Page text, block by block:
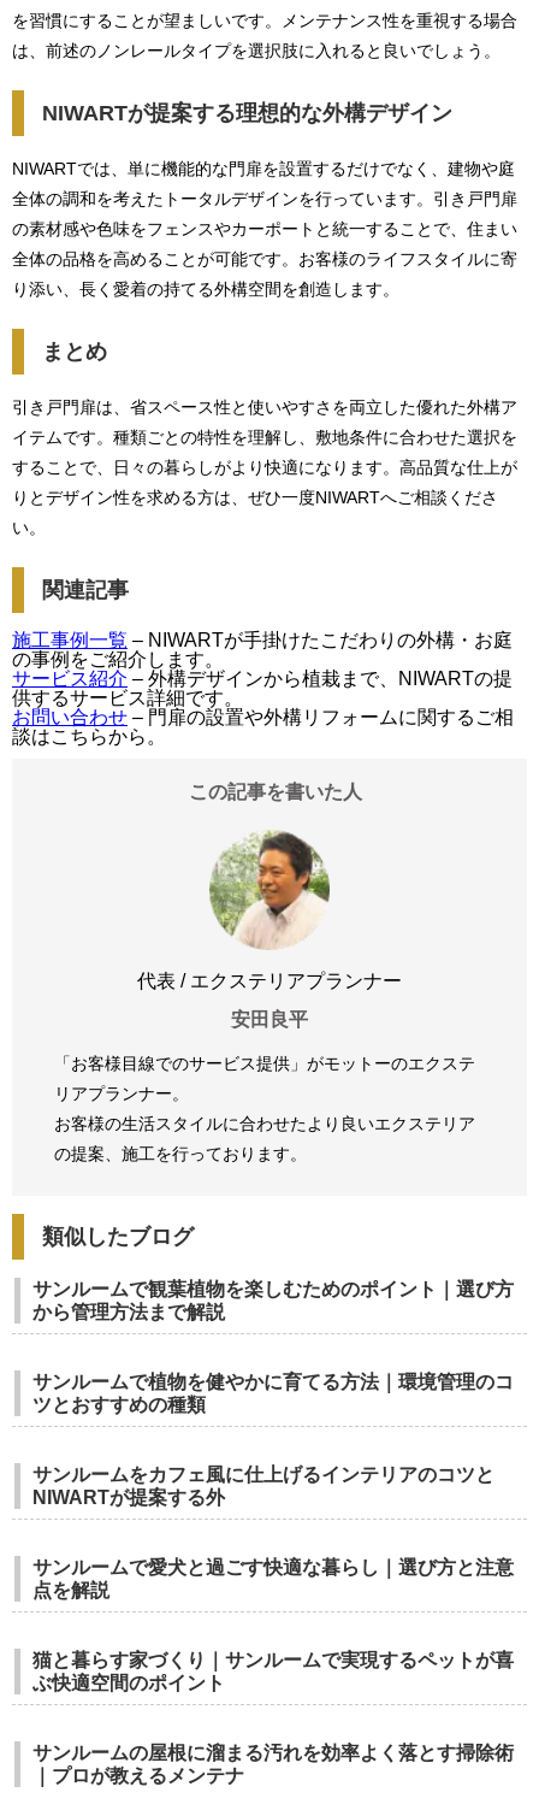
を習慣にすることが望ましいです。メンテナンス性を重視する場合
は、前述のノンレールタイプを選択肢に入れると良いでしょう。
NIWARTが提案する理想的な外構デザイン
NIWARTでは、単に機能的な門扉を設置するだけでなく、建物や庭
全体の調和を考えたトータルデザインを行っています。引き戸門扉
の素材感や色味をフェンスやカーポートと統一することで、住まい
全体の品格を高めることが可能です。お客様のライフスタイルに寄
り添い、長く愛着の持てる外構空間を創造します。
まとめ
引き戸門扉は、省スペース性と使いやすさを両立した優れた外構ア
イテムです。種類ごとの特性を理解し、敷地条件に合わせた選択を
することで、日々の暮らしがより快適になります。高品質な仕上が
りとデザイン性を求める方は、ぜひ一度NIWARTへご相談くださ
い。
関連記事
施工事例一覧 – NIWARTが手掛けたこだわりの外構・お庭
の事例をご紹介します。
サービス紹介 – 外構デザインから植栽まで、NIWARTの提
供するサービス詳細です。
お問い合わせ – 門扉の設置や外構リフォームに関するご相
談はこちらから。
この記事を書いた人
代表 / エクステリアプランナー
安田良平
「お客様目線でのサービス提供」がモットーのエクステ
リアプランナー。
お客様の生活スタイルに合わせたより良いエクステリア
の提案、 施工を行っております。
類似したブログ
サンルームで観葉植物を楽しむためのポイント｜選び方
から管理方法まで解説
サンルームで植物を健やかに育てる方法｜環境管理のコ
ツとおすすめの種類
サンルームをカフェ風に仕上げるインテリアのコツと
NIWARTが提案する外
サンルームで愛犬と過ごす快適な暮らし｜選び方と注意
点を解説
猫と暮らす家づくり｜サンルームで実現するペットが喜
ぶ快適空間のポイント
サンルームの屋根に溜まる汚れを効率よく落とす掃除術
｜プロが教えるメンテナ